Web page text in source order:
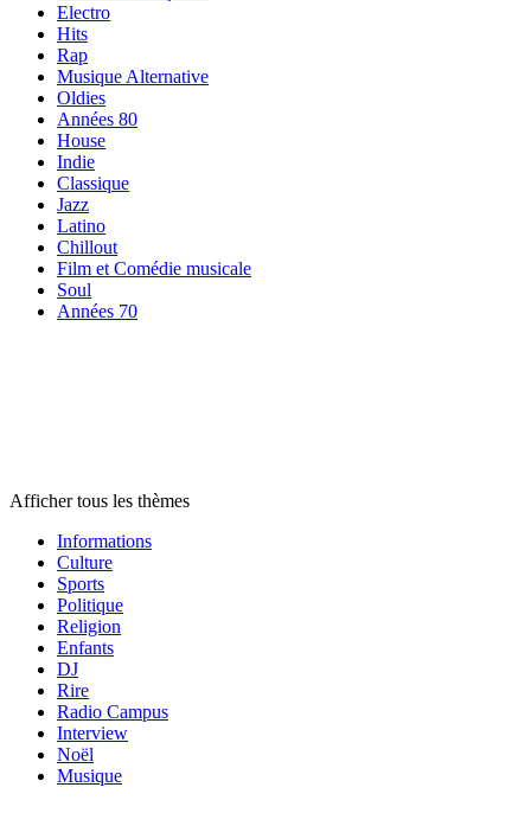
Electro
Hits
Rap
Musique Alternative
Oldies
Années 80
House
Indie
Classique
Jazz
Latino
Chillout
Film et Comédie musicale
Soul
Années 70
Afficher tous les thèmes
Informations
Culture
Sports
Politique
Religion
Enfants
DJ
Rire
Radio Campus
Interview
Noël
Musique